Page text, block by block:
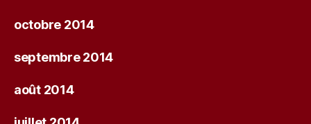
octobre 2014
septembre 2014
août 2014